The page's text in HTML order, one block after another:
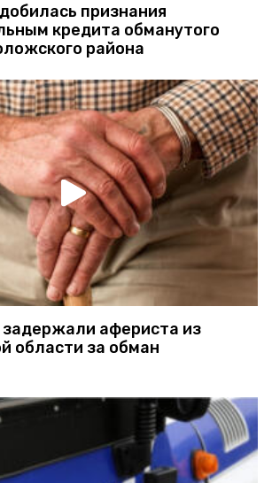
признания
кредита обманутого
района
задержали афериста из
области за обман